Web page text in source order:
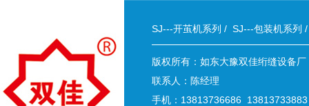
SJ---开茧机系列 / SJ---包装机系列
版权所有：如东大豫双佳绗缝设备厂
联系人：陈经理
手机：13813736686 13813733883